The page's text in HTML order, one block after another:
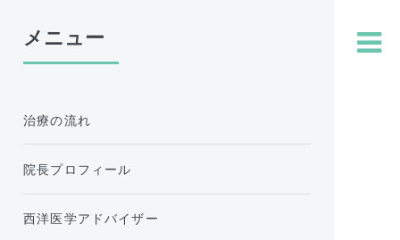
メニュー
治療の流れ
院長プロフィール
西洋医学アドバイザー